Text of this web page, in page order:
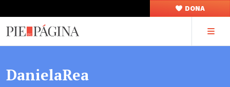
DONA
DanielaRea